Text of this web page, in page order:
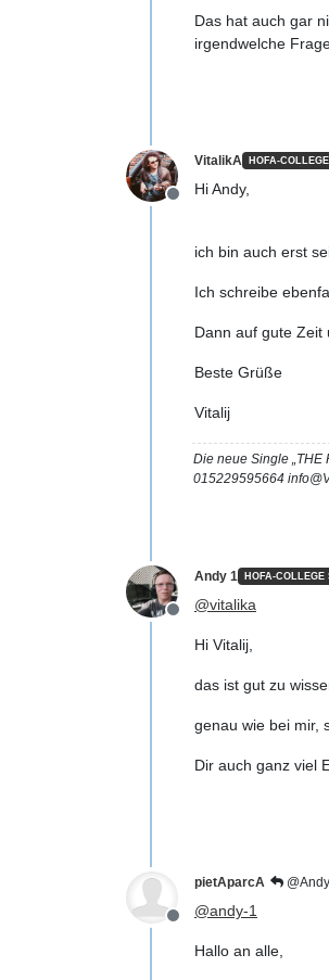
Das hat auch gar
irgendwelche
Offline
VitalikA HOFA-
Hi Andy,
ich bin auch erst
Ich schreibe
Dann auf gute Zeit
Beste Grüße
Vitalij
Die neue Single „THE
015229595664
Offline
Andy 1 HOFA-COLLEGE
@vitalika
Hi Vitalij,
das ist gut zu
genau wie bei mir,
Dir auch ganz viel
Offline
pietAparcA
@andy-1
Hallo an alle,